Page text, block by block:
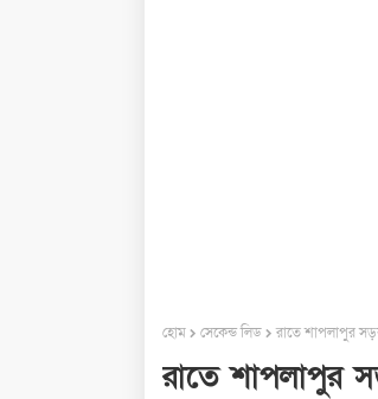
হোম সেকেন্ড লিড রাতে শাপলাপুর
রাতে শাপলাপুর